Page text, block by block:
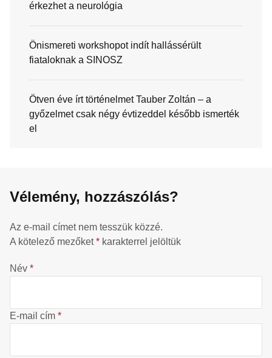
érkezhet a neurológia
Önismereti workshopot indít hallássérült
fiataloknak a SINOSZ
Ötven éve írt történelmet Tauber Zoltán – a
győzelmet csak négy évtizeddel később ismerték
el
Vélemény, hozzászólás?
Az e-mail címet nem tesszük közzé.
A kötelező mezőket* karakterrel jelöltük
Név *
E-mail cím *